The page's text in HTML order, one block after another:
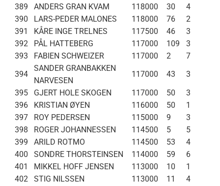
389
ANDERS GRAN KVAM 118000 30
4
390
LARS-PEDER MALONES 118000 76
2
391
KÅRE INGE TRELNES 117500 46
3
392
PÅL HATTEBERG 117000 109
3
393
FABIEN SCHWEIZER 117000 2
7
394
SANDER GRANBAKKEN
NARVESEN
117000 43
3
395
GJERT HOLE SKOGEN 117000 50
3
396
KRISTIAN ØYEN 116000 50
1
397
ROY PEDERSEN 115000 9
3
398
ROGER JOHANNESSEN 114500 5
5
399
ARILD ROTMO 114500 53
4
400
SONDRE THORSTEINSEN 114000 59
6
401
MIKKEL HOFF JENSEN 113000 10
1
402
STIG NILSSEN 113000 11
4